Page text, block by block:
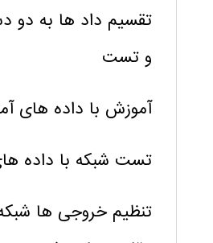
تقسیم داد ها به دو
و تست
آموزش با داده های
تست شبکه با داده
تنظیم خروجی ها